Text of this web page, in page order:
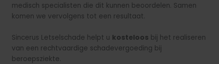
medisch specialisten die dit kunnen beoordelen. Samen
komen we vervolgens tot een resultaat.
Sincerus Letselschade helpt u kosteloos bij het realiseren
van een rechtvaardige schadevergoeding bij
beroepsziekte.